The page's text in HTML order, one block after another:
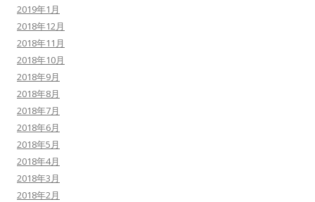
2019年1月
2018年12月
2018年11月
2018年10月
2018年9月
2018年8月
2018年7月
2018年6月
2018年5月
2018年4月
2018年3月
2018年2月